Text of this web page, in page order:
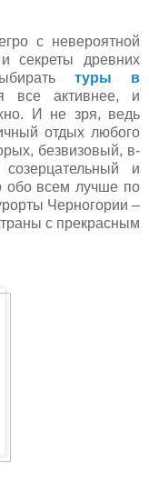
с невероятной
секреты древних
туры в
все активнее, и
И не зря, ведь
отдых любого
безвизовый, в-
и
обо всем лучше по
Черногории –
с прекрасным